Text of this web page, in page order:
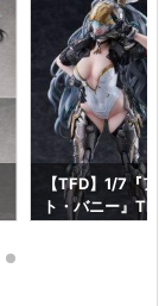
【TFD】1/7『
ト・バニー』